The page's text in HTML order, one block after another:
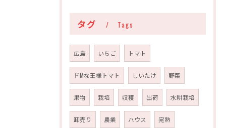
タグ Tags
広島 いちご トマト
ドMな王様トマト しいたけ 野菜
果物 栽培 収穫 出荷 水耕栽培
卸売り 農業 ハウス 完熟